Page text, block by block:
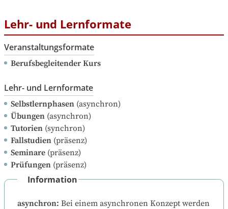
Lehr- und Lernformate
Veranstaltungsformate
Berufsbegleitender Kurs
Lehr- und Lernformate
Selbstlernphasen (asynchron)
Übungen (asynchron)
Tutorien (synchron)
Fallstudien (präsenz)
Seminare (präsenz)
Prüfungen (präsenz)
Information
asynchron: Bei einem asynchronen Konzept werden